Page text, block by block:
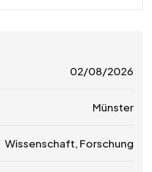
02/08/2026
Münster
Wissenschaft, Forschung